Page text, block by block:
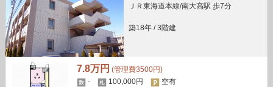
ＪＲ東海道本線/南大高駅 歩7分
築18年 / 3階建
7.8万円 (管理費3500円)
-
100,000円
空有